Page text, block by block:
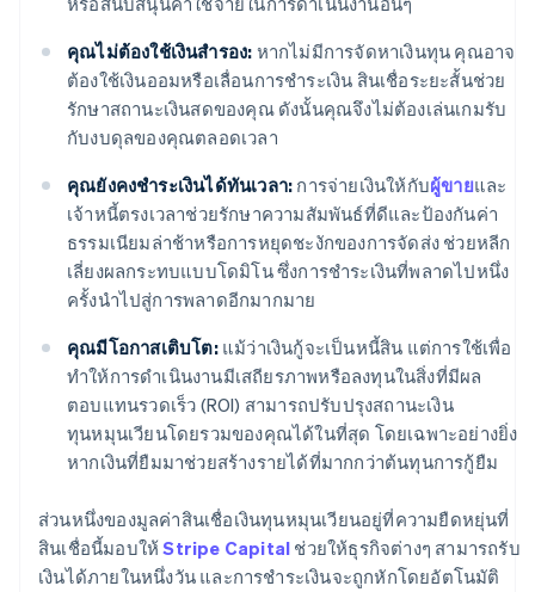
คุณไม่ต้องใช้เงินสำรอง: หากไม่มีการจัดหาเงินทุน คุณอาจ
ต้องใช้เงินออมหรือเลื่อนการชำระเงิน สินเชื่อระยะสั้นช่วย
รักษาสถานะเงินสดของคุณ ดังนั้นคุณจึงไม่ต้องเล่นเกมรับ
กับงบดุลของคุณตลอดเวลา
คุณยังคงชำระเงินได้ทันเวลา: การจ่ายเงินให้กับผู้ขายและ
เจ้าหนี้ตรงเวลาช่วยรักษาความสัมพันธ์ที่ดีและป้องกันค่า
ธรรมเนียมล่าช้าหรือการหยุดชะงักของการจัดส่ง ช่วยหลีก
เลี่ยงผลกระทบแบบโดมิโน ซึ่งการชำระเงินที่พลาดไปหนึ่ง
ครั้งนำไปสู่การพลาดอีกมากมาย
คุณมีโอกาสเติบโต:แม้ว่าเงินกู้จะเป็นหนี้สิน แต่การใช้เพื่อ
ทำให้การดำเนินงานมีเสถียรภาพหรือลงทุนในสิ่งที่มีผล
ตอบแทนรวดเร็ว (ROI) สามารถปรับปรุงสถานะเงิน
ทุนหมุนเวียนโดยรวมของคุณได้ในที่สุด โดยเฉพาะอย่างยิ่ง
หากเงินที่ยืมมาช่วยสร้างรายได้ที่มากกว่าต้นทุนการกู้ยืม
ส่วนหนึ่งของมูลค่าสินเชื่อเงินทุนหมุนเวียนอยู่ที่ความยืดหยุ่นที่
สินเชื่อนี้มอบให้Stripe Capital ช่วยให้ธุรกิจต่างๆ สามารถรับ
เงินได้ภายในหนึ่งวัน และการชำระเงินจะถูกหักโดยอัตโนมัติ